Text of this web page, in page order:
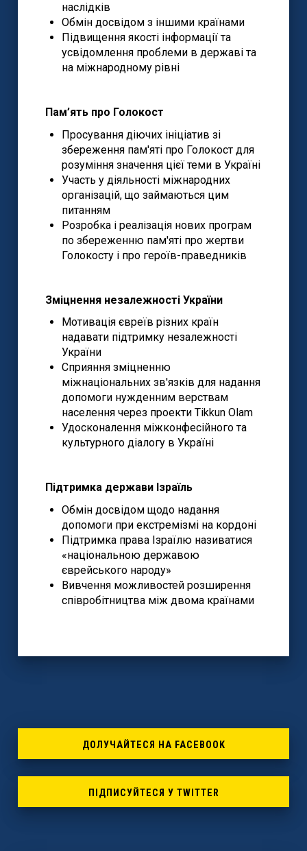
наслідків
Обмін досвідом з іншими країнами
Підвищення якості інформації та
усвідомлення проблеми в державі та
на міжнародному рівні
Пам’ять про Голокост
Просування діючих ініціатив зі
збереження пам'яті про Голокост для
розуміння значення цієї теми в Україні
Участь у діяльності міжнародних
організацій, що займаються цим
питанням
Розробка і реалізація нових програм
по збереженню пам'яті про жертви
Голокосту і про героїв-праведників
Зміцнення незалежності України
Мотивація євреїв різних країн
надавати підтримку незалежності
України
Сприяння зміцненню
міжнаціональних зв'язків для надання
допомоги нужденним верствам
населення через проекти Tikkun Olam
Удосконалення міжконфесійного та
культурного діалогу в Україні
Підтримка держави Ізраїль
Обмін досвідом щодо надання
допомоги при екстремізмі на кордоні
Підтримка права Ізраїлю називатися
«національною державою
єврейського народу»
Вивчення можливостей розширення
співробітництва між двома країнами
ДОЛУЧАЙТЕСЯ НА FACEBOOK
ПІДПИСУЙТЕСЯ У TWITTER